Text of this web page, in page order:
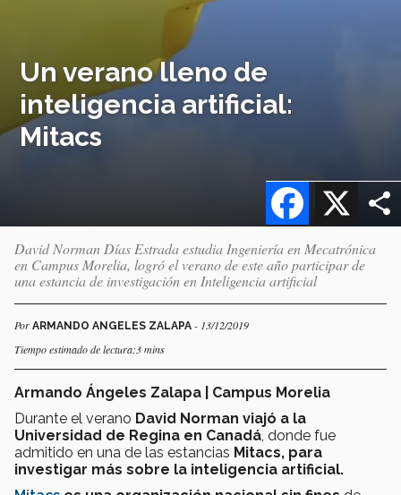
Un verano lleno de
inteligencia artificial:
Mitacs
X
Facebook
David Norman Días Estrada estudia Ingeniería en Mecatrónica
en Campus Morelia, logró el verano de este año participar de
una estancia de investigación en Inteligencia artificial
Por ARMANDO ANGELES ZALAPA - 13/12/2019
Tiempo estimado de lectura:3 mins
Armando Ángeles Zalapa | Campus Morelia
Durante el verano David Norman viajó a la
Universidad de Regina en Canadá , donde fue
admitido en una de las estancias Mitacs, para
investigar más sobre la inteligencia artificial.